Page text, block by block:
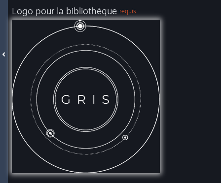
Logo pour la bibliothèque requis